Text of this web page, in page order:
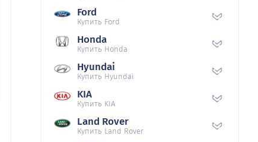
Ford
Купить Ford
Honda
Купить Honda
Hyundai
Купить Hyundai
KIA
Купить KIA
Land Rover
Купить Land Rover